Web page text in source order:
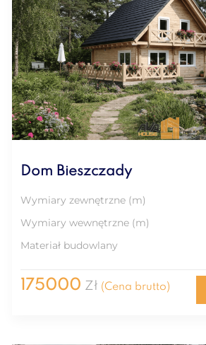
Dom Bieszczady
Wymiary zewnętrzne (m)
Wymiary wewnętrzne (m)
Materiał budowlany
175000 Zł (Cena brutto)